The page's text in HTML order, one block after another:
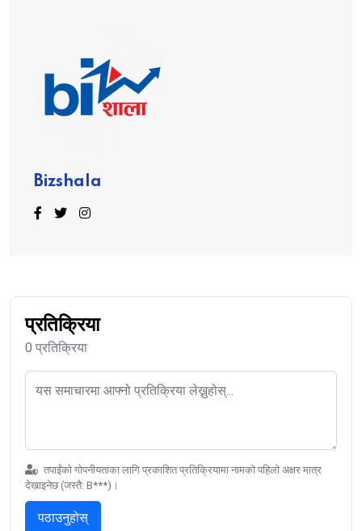
Bizshala
प्रतिक्रिया
0 प्रतिक्रिया
तपाईंको गोपनीयताका लागि प्रकाशित प्रतिक्रियामा नामको पहिलो अक्षर मात्र
देखाइनेछ (जस्तै: B***)।
पठाउनुहोस्